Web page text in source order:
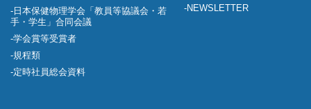
日本保健物理学会「教員等協議会・若
手・学生」合同会議
学会賞等受賞者
規程類
定時社員総会資料
NEWSLETTER